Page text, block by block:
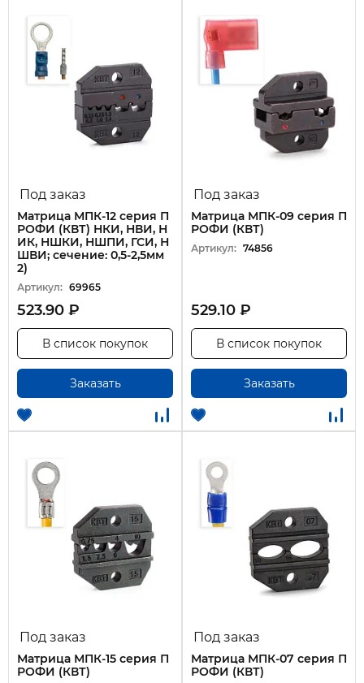
Под заказ
Матрица МПК-12 серия П
РОФИ (КВТ) НКИ, НВИ, Н
ИК, НШКИ, НШПИ, ГСИ, Н
ШВИ; сечение: 0,5-2,5мм
2)
Артикул: 69965
523.90 ₽
Заказать
В список покупок
Под заказ
Матрица МПК-09 серия П
РОФИ (КВТ)
Артикул: 74856
529.10 ₽
Заказать
В список покупок
Под заказ
Матрица МПК-15 серия П
РОФИ (КВТ)
Под заказ
Матрица МПК-07 серия П
РОФИ (КВТ)